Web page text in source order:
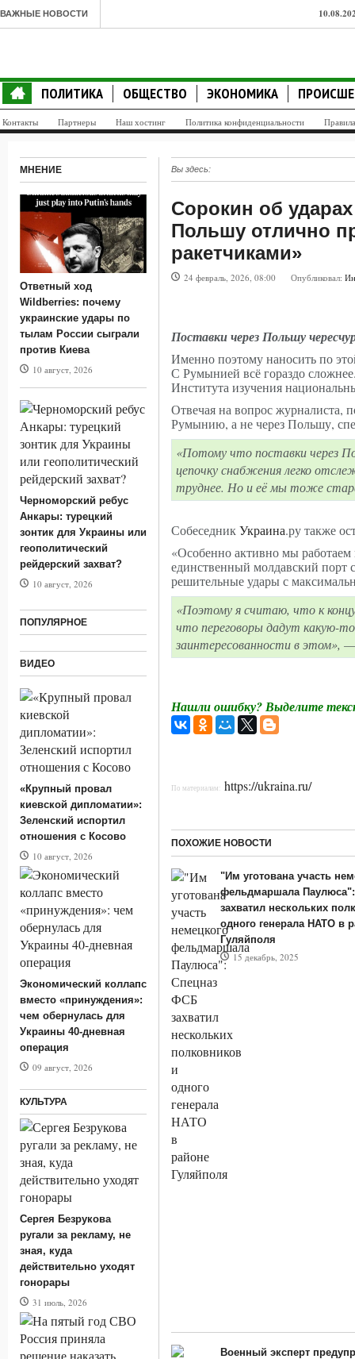
ВАЖНЫЕ НОВОСТИ
ПОЛИТИКА ОБЩЕСТВО ЭКОНОМИКА
Контакты Партнеры Наш хостинг Политика конфиденциальности Правила
Вы здесь:
Сорокин об
Польшу отлично
ракетчиками»
24 февраль, 2026, 08:00 Опубликовал:
Поставки через Польшу
Именно поэтому наносить по
С Румынией всё гораздо
Института изучения
Отвечая на вопрос журналиста,
Румынию, а не через Польшу,
«Потому что поставки через
цепочку снабжения легко
труднее. Но и её мы тоже
СобеседникУкраина.ру также
«Особенно активно мы
единственный молдавский
решительные удары с
«Поэтому я считаю, что к
что переговоры дадут какую-
заинтересованности в этом»,
Нашли ошибку? Выделите
По материалам: https://ukraina.ru/
ПОХОЖИЕ НОВОСТИ
"Им уготована участь
фельдмаршала
захватил нескольких
одного генерала НАТО в
Гуляйполя
15 декабрь, 2025
Военный эксперт
МНЕНИЕ
Ответный ход
Wildberries: почему
украинские удары по
тылам России сыграли
против Киева
10 август, 2026
Черноморский ребус
Анкары: турецкий
зонтик для Украины или
геополитический
рейдерский захват?
10 август, 2026
ПОПУЛЯРНОЕ
ВИДЕО
«Крупный провал
киевской дипломатии»:
Зеленский испортил
отношения с Косово
10 август, 2026
Экономический коллапс
вместо «принуждения»:
чем обернулась для
Украины 40-дневная
операция
09 август, 2026
КУЛЬТУРА
Сергея Безрукова
ругали за рекламу, не
зная, куда
действительно уходят
гонорары
31 июль, 2026